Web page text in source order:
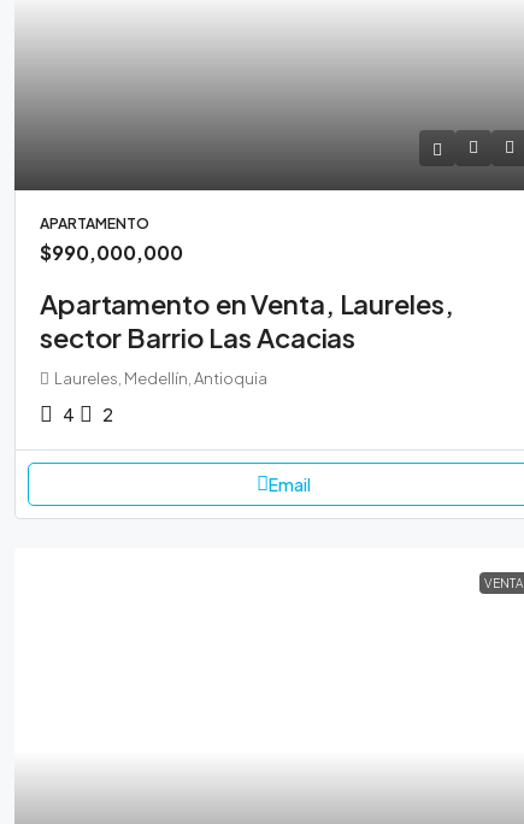
APARTAMENTO
$990,000,000
Apartamento en Venta, Laureles,
sector Barrio Las Acacias
Laureles, Medellín, Antioquia
4 2
Email
VENTA